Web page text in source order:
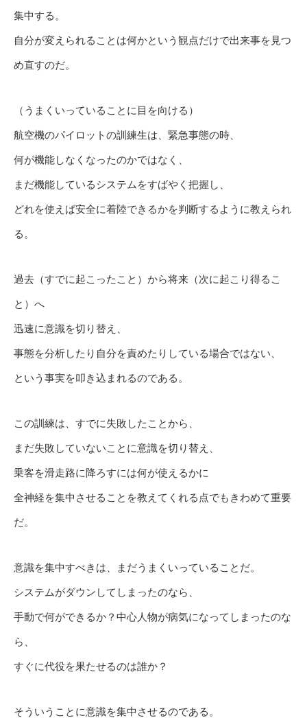
集中する。
自分が変えられることは何かという観点だけで出来事を見つ
め直すのだ。
（うまくいっていることに目を向ける）
航空機のパイロットの訓練生は、緊急事態の時、
何が機能しなくなったのかではなく、
まだ機能しているシステムをすばやく把握し、
どれを使えば安全に着陸できるかを判断するように教えられ
る。
過去（すでに起こったこと）から将来（次に起こり得るこ
と）へ
迅速に意識を切り替え、
事態を分析したり自分を責めたりしている場合ではない、
という事実を叩き込まれるのである。
この訓練は、すでに失敗したことから、
まだ失敗していないことに意識を切り替え、
乗客を滑走路に降ろすには何が使えるかに
全神経を集中させることを教えてくれる点でもきわめて重要
だ。
意識を集中すべきは、まだうまくいっていることだ。
システムがダウンしてしまったのなら、
手動で何ができるか？中心人物が病気になってしまったのな
ら、
すぐに代役を果たせるのは誰か？
そういうことに意識を集中させるのである。